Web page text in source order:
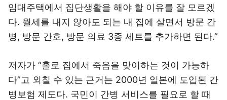
임대주택에서 집단생활을 해야 할 이유를 잘 모르겠
다. 월세를 내지 않아도 되는 내 집에 살면서 방문 간
병, 방문 간호, 방문 의료 3종 세트를 추가하면 된다.”
저자가 “홀로 집에서 죽음을 맞이하는 것이 가능하
다”고 외칠 수 있는 근거는 2000년 일본에 도입된 간
병보험 제도다. 국민이 간병 서비스를 필요로 할 때